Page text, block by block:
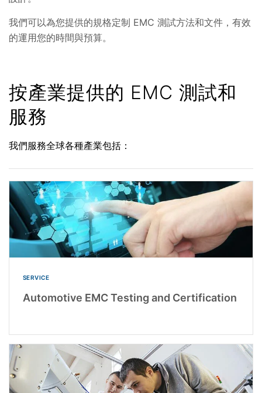
我們可以為您提供的規格定制 EMC 測試方法和文件，有效
的運用您的時間與預算。
按產業提供的 EMC 測試和
服務
我們服務全球各種產業包括：
SERVICE
Automotive EMC Testing and Certification